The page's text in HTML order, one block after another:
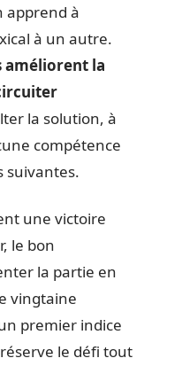
apprend à
à un autre.
améliorent la
la solution, à
compétence
suivantes.
une victoire
le bon
la partie en
vingtaine
premier indice
le défi tout